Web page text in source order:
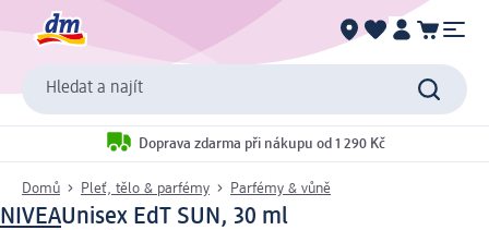
Hledat a najít
Doprava zdarma při nákupu od 1 290 Kč
Domů Pleť, tělo & parfémy Parfémy & vůně
NIVEAUnisex EdT SUN, 30 ml